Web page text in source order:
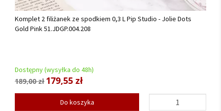
Komplet 2 filiżanek ze spodkiem 0,3 L Pip Studio - Jolie Dots
Gold Pink 51.JDGP.004.208
Dostępny (wysyłka do 48h)
189,00 zł 179,55 zł
Do koszyka